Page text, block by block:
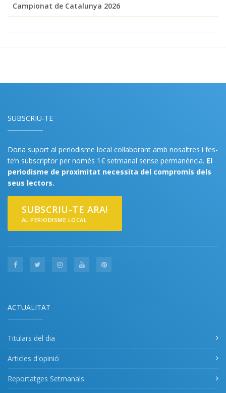
Campionat de Catalunya 2026
SUBSCRIU-TE
Dona suport al periodisme local col·laborant amb nosaltres i fes-
te’n subscriptor per només 1€ setmanal sense permanència. El
periodisme de proximitat necessita del compromís dels
seus lectors.
SUBSCRIU-TE ARA!
AL PERIODISME LOCAL
ACTUALITAT
Titulars del dia
Articles d'opinió
Reportatges Setmanals